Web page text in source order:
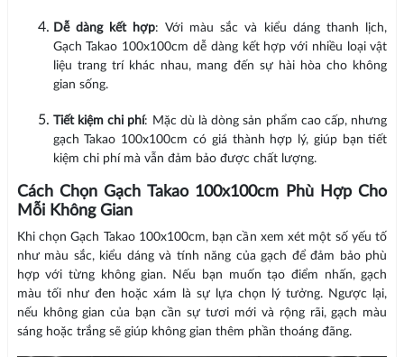
Dễ dàng kết hợp: Với màu sắc và kiểu dáng thanh lịch,
Gạch Takao 100x100cm dễ dàng kết hợp với nhiều loại vật
liệu trang trí khác nhau, mang đến sự hài hòa cho không
gian sống.
Tiết kiệm chi phí: Mặc dù là dòng sản phẩm cao cấp, nhưng
gạch Takao 100x100cm có giá thành hợp lý, giúp bạn tiết
kiệm chi phí mà vẫn đảm bảo được chất lượng.
Cách Chọn Gạch Takao 100x100cm Phù Hợp Cho
Mỗi Không Gian
Khi chọn Gạch Takao 100x100cm, bạn cần xem xét một số yếu tố
như màu sắc, kiểu dáng và tính năng của gạch để đảm bảo phù
hợp với từng không gian. Nếu bạn muốn tạo điểm nhấn, gạch
màu tối như đen hoặc xám là sự lựa chọn lý tưởng. Ngược lại,
nếu không gian của bạn cần sự tươi mới và rộng rãi, gạch màu
sáng hoặc trắng sẽ giúp không gian thêm phần thoáng đãng.